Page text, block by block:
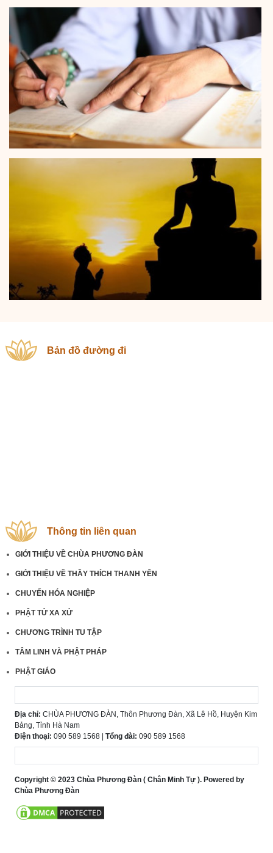
Bản đồ đường đi
Thông tin liên quan
GIỚI THIỆU VỀ CHÙA PHƯƠNG ĐÀN
GIỚI THIỆU VỀ THẦY THÍCH THANH YÊN
CHUYẾN HÓA NGHIỆP
PHẬT TỬ XA XỨ
CHƯƠNG TRÌNH TU TẬP
TÂM LINH VÀ PHẬT PHÁP
PHẬT GIÁO
Địa chỉ: CHÙA PHƯƠNG ĐÀN, Thôn Phương Đàn, Xã Lê Hồ, Huyện Kim
Bảng, Tỉnh Hà Nam
Điện thoại: 090 589 1568 | Tổng đài: 090 589 1568
Copyright © 2023 Chùa Phương Đàn ( Chân Minh Tự ). Powered by
Chùa Phương Đàn